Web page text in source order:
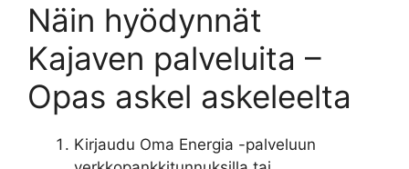
Näin hyödynnät
Kajaven palveluita –
Opas askel askeleelta
Kirjaudu Oma Energia -palveluun